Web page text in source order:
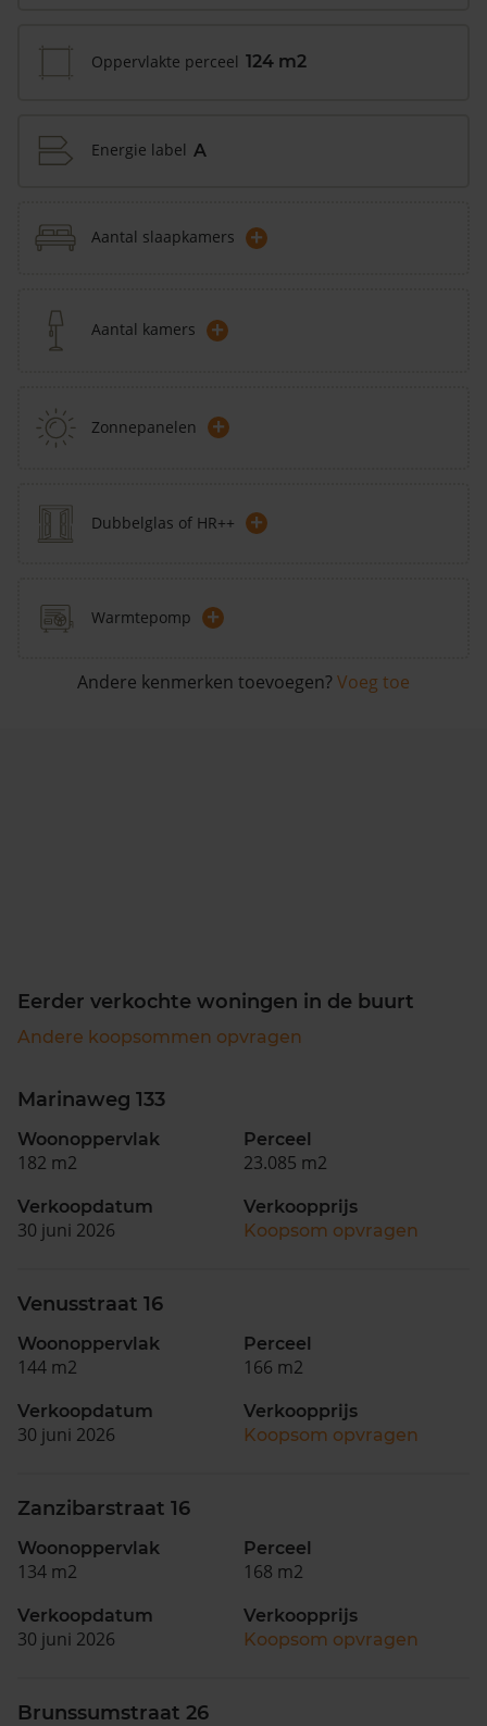
Oppervlakte perceel 124 m2
Energie label A
Aantal slaapkamers +
Aantal kamers +
Zonnepanelen +
Dubbelglas of HR++ +
Warmtepomp +
Andere kenmerken toevoegen? Voeg toe
Eerder verkochte woningen in de buurt
Andere koopsommen opvragen
Marinaweg 133
Woonoppervlak
182 m2
Perceel
23.085 m2
Verkoopdatum
30 juni 2026
Verkoopprijs
Koopsom opvragen
Venusstraat 16
Woonoppervlak
144 m2
Perceel
166 m2
Verkoopdatum
30 juni 2026
Verkoopprijs
Koopsom opvragen
Zanzibarstraat 16
Woonoppervlak
134 m2
Perceel
168 m2
Verkoopdatum
30 juni 2026
Verkoopprijs
Koopsom opvragen
Brunssumstraat 26